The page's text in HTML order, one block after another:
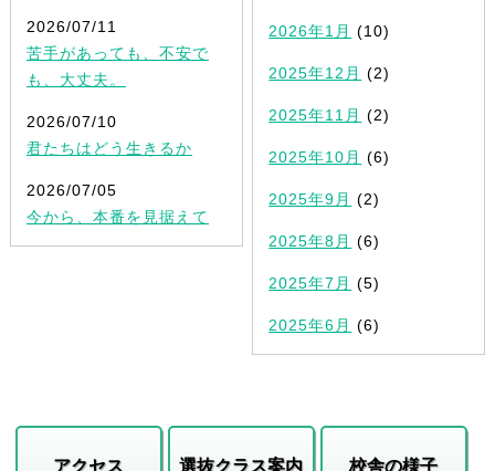
2026/07/11
苦手があっても、不安で
も、大丈夫。
2026/07/10
君たちはどう生きるか
2026/07/05
今から、本番を見据えて
2026年1月 (10)
2025年12月 (2)
2025年11月 (2)
2025年10月 (6)
2025年9月 (2)
2025年8月 (6)
2025年7月 (5)
2025年6月 (6)
アクセス 選抜クラス案内 校舎の様子